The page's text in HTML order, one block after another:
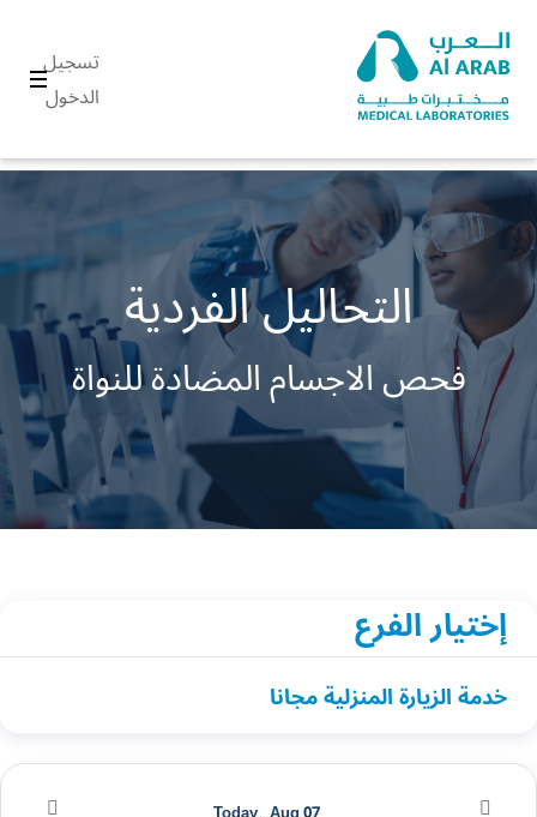
تسجيل
الدخول
التحاليل الفردية
فحص الاجسام المضادة للنواة
إختيار الفرع
خدمة الزيارة المنزلية مجانا